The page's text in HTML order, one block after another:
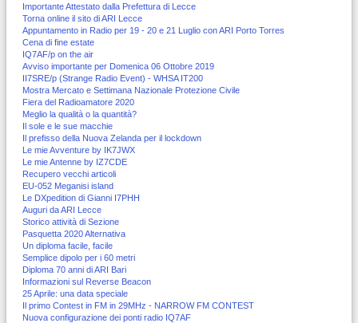
Importante Attestato dalla Prefettura di Lecce
Torna online il sito di ARI Lecce
Appuntamento in Radio per 19 - 20 e 21 Luglio con ARI Porto Torres
Cena di fine estate
IQ7AF/p on the air
Avviso importante per Domenica 06 Ottobre 2019
II7SRE/p (Strange Radio Event) - WHSA IT200
Mostra Mercato e Settimana Nazionale Protezione Civile
Fiera del Radioamatore 2020
Meglio la qualità o la quantità?
Il sole e le sue macchie
Il prefisso della Nuova Zelanda per il lockdown
Le mie Avventure by IK7JWX
Le mie Antenne by IZ7CDE
Recupero vecchi articoli
EU-052 Meganisi island
Le DXpedition di Gianni I7PHH
Auguri da ARI Lecce
Storico attività di Sezione
Pasquetta 2020 Alternativa
Un diploma facile, facile
Semplice dipolo per i 60 metri
Diploma 70 anni di ARI Bari
Informazioni sul Reverse Beacon
25 Aprile: una data speciale
Il primo Contest in FM in 29MHz - NARROW FM CONTEST
Nuova configurazione dei ponti radio IQ7AF